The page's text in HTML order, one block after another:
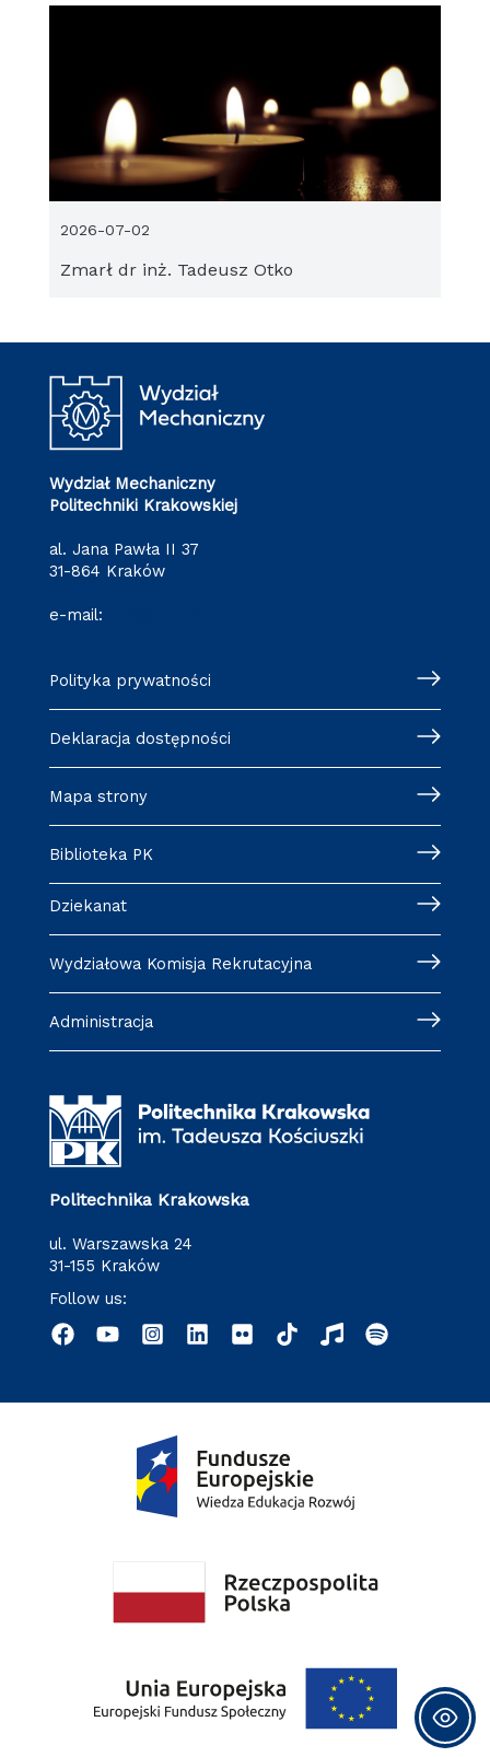
Zmarł dr inż. Tadeusz Otko
2026-07-02
Wydział Mechaniczny
Politechniki Krakowskiej
al. Jana Pawła II 37
31-864 Kraków
e-mail:
Polityka prywatności
Deklaracja dostępności
Mapa strony
Biblioteka PK
Dziekanat
Wydziałowa Komisja Rekrutacyjna
Administracja
Politechnika Krakowska
ul. Warszawska 24
31-155 Kraków
Follow us: